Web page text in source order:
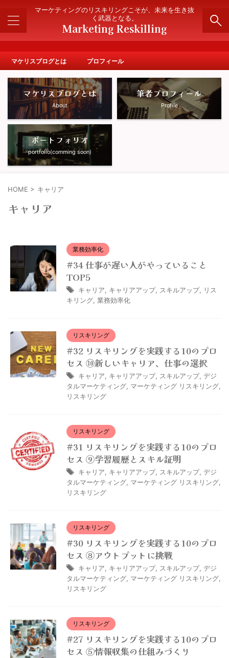
マーケティングのリスキリングこそが、未来を生き抜
く武器となる。
Marketing Reskilling
マケリスブログとは プロフィール
マケリスブログとは
About
筆者プロフィール
Profile
ポートフォリオ
portfolio(comming soon)
HOME > キャリア
キャリア
業務効率化
#34 仕事が遅い人がやっていること
TOP5
キャリア, キャリアアップ, スキルアップ, リス
キリング, 業務効率化
リスキリング
#32 リスキリングを実践する10のプロ
セス ⑩新しいキャリア、仕事の選択
キャリア, キャリアアップ, スキルアップ, デジ
タルマーケティング, マーケティング リスキリング,
リスキリング
リスキリング
#31 リスキリングを実践する10のプロ
セス ⑨学習履歴とスキル証明
キャリア, キャリアアップ, スキルアップ, デジ
タルマーケティング, マーケティング リスキリング,
リスキリング
リスキリング
#30 リスキリングを実践する10のプロ
セス ⑧アウトプットに挑戦
キャリア, キャリアアップ, スキルアップ, デジ
タルマーケティング, マーケティング リスキリング,
リスキリング
リスキリング
#27 リスキリングを実践する10のプロ
セス ⑤情報収集の仕組みづくり